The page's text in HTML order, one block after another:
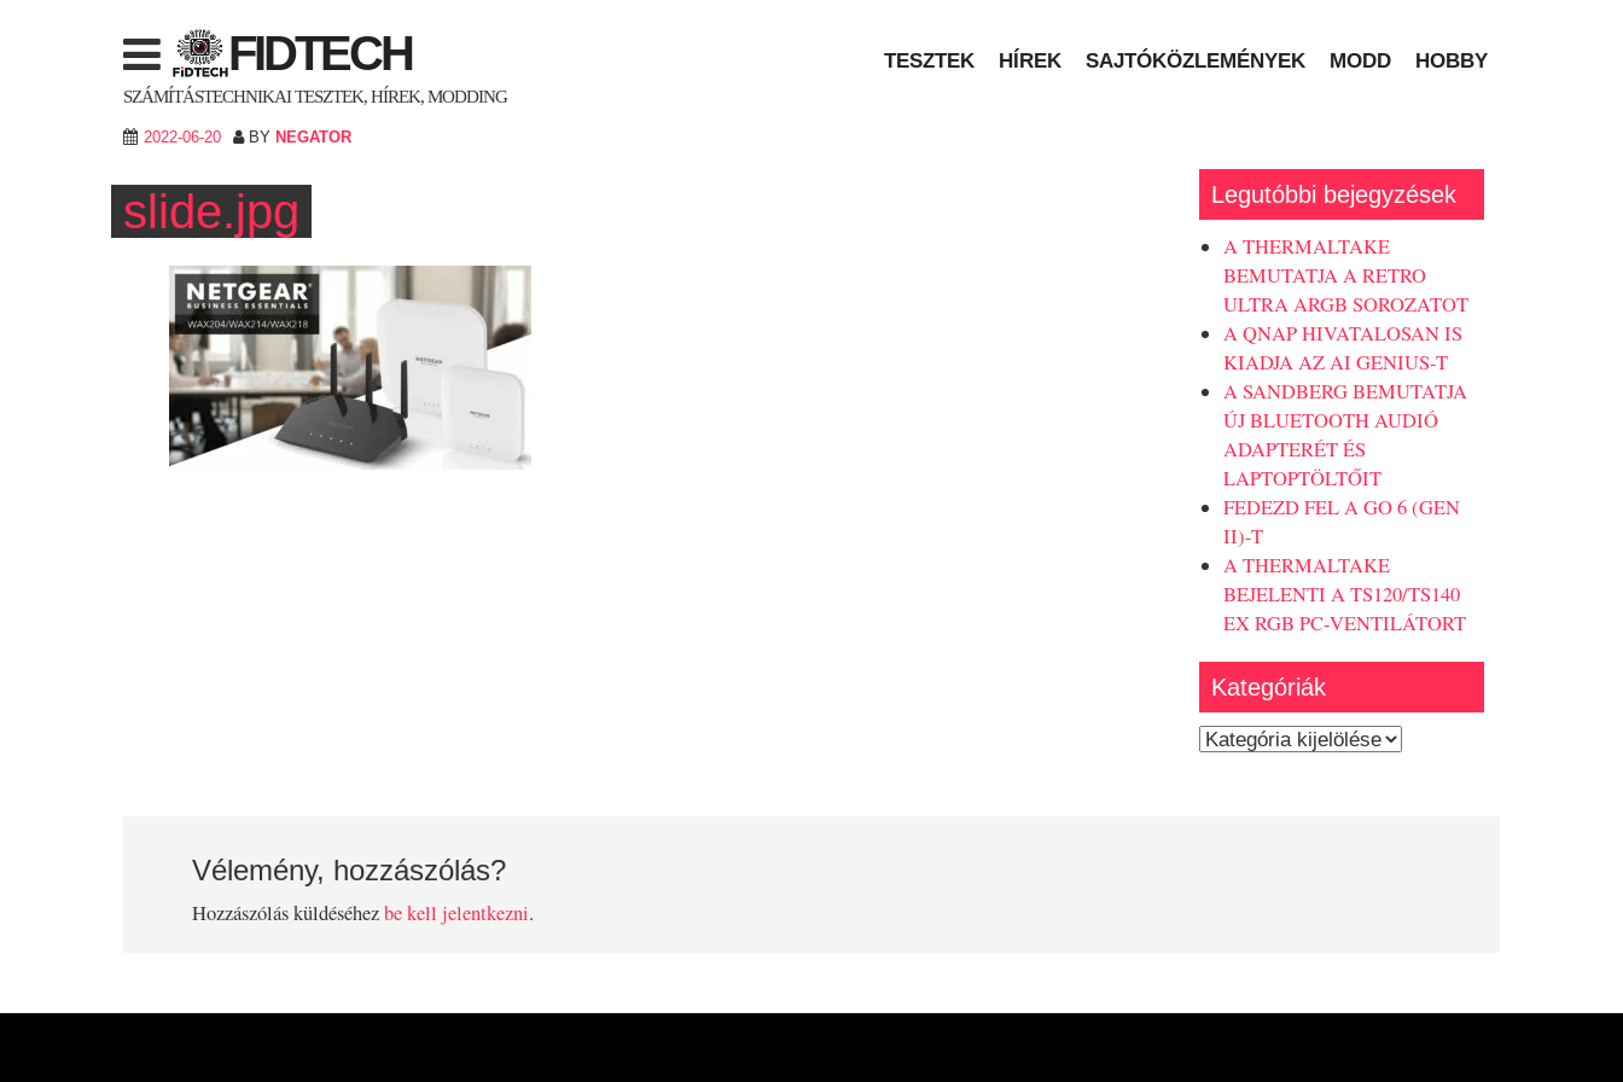
FIDTECH
SZÁMÍTÁSTECHNIKAI TESZTEK, HÍREK, MODDING
TESZTEK HÍREK SAJTÓKÖZLEMÉNYEK MODD HOBBY
2022-06-20 BY NEGATOR
slide.jpg
Legutóbbi bejegyzések
A THERMALTAKE
BEMUTATJA A RETRO
ULTRA ARGB SOROZATOT
A QNAP HIVATALOSAN IS
KIADJA AZ AI GENIUS-T
A SANDBERG BEMUTATJA
ÚJ BLUETOOTH AUDIÓ
ADAPTERÉT ÉS
LAPTOPTÖLTŐIT
FEDEZD FEL A GO 6 (GEN
II)-T
A THERMALTAKE
BEJELENTI A TS120/TS140
EX RGB PC-VENTILÁTORT
Kategóriák
Kategóriák
Vélemény, hozzászólás?
Hozzászólás küldéséhezbe kell jelentkezni.